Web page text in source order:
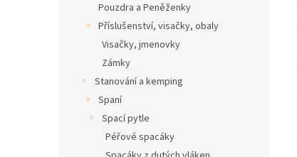
Pouzdra a Peněženky
Příslušenství, visačky, obaly
Visačky, jmenovky
Zámky
Stanování a kemping
Spaní
Spací pytle
Péřové spacáky